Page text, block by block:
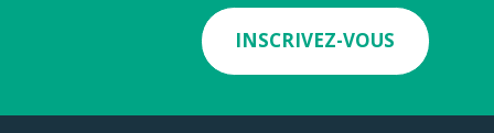
INSCRIVEZ-VOUS